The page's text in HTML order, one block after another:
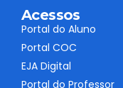
Acessos
Portal do Aluno
Portal COC
EJA Digital
Portal do Professor